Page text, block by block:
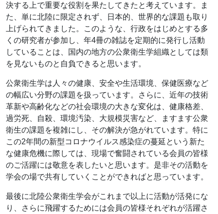
決する上で重要な役割を果たしてきたと考えています。ま
た、単に北陸に限定されず、日本的、世界的な課題も取り
上げられてきました。このような、行政をはじめとする多
くの研究者が参加し、年4冊の雑誌を定期的に発行し活動
していることは、国内の地方の公衆衛生学組織としては類
を見ないものと自負できると思います。
公衆衛生学は人々の健康、安全や生活環境、保健医療など
の幅広い分野の課題を扱っています。さらに、近年の技術
革新や高齢化などの社会環境の大きな変化は、健康格差、
過労死、自殺、環境汚染、大規模災害など、ますます公衆
衛生の課題を複雑にし、その解決が急がれています。特に
この2年間の新型コロナウイルス感染症の蔓延という新た
な健康危機に際しては、現場で奮闘されている会員の皆様
のご活躍には敬意を表したいと思います。是非その活動を
学会の場で共有していくことができればと思っています。
最後に北陸公衆衛生学会がこれまで以上に活動が活発にな
り、さらに飛躍するためには会員の皆様それぞれが活躍さ